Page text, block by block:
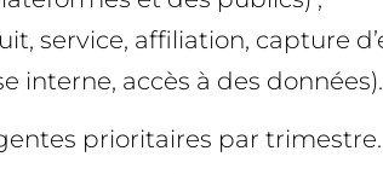
service, affiliation, capture
interne, accès à des données).
prioritaires par trimestre.